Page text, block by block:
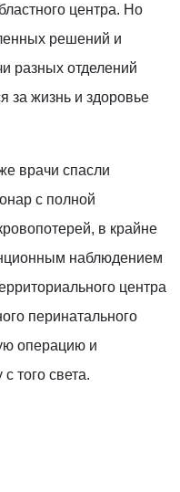
центра. Но
решений и
разных отделений
за жизнь и здоровье
врачи спасли
с полной
в крайне
наблюдением
центра
перинатального
операцию и
того света.